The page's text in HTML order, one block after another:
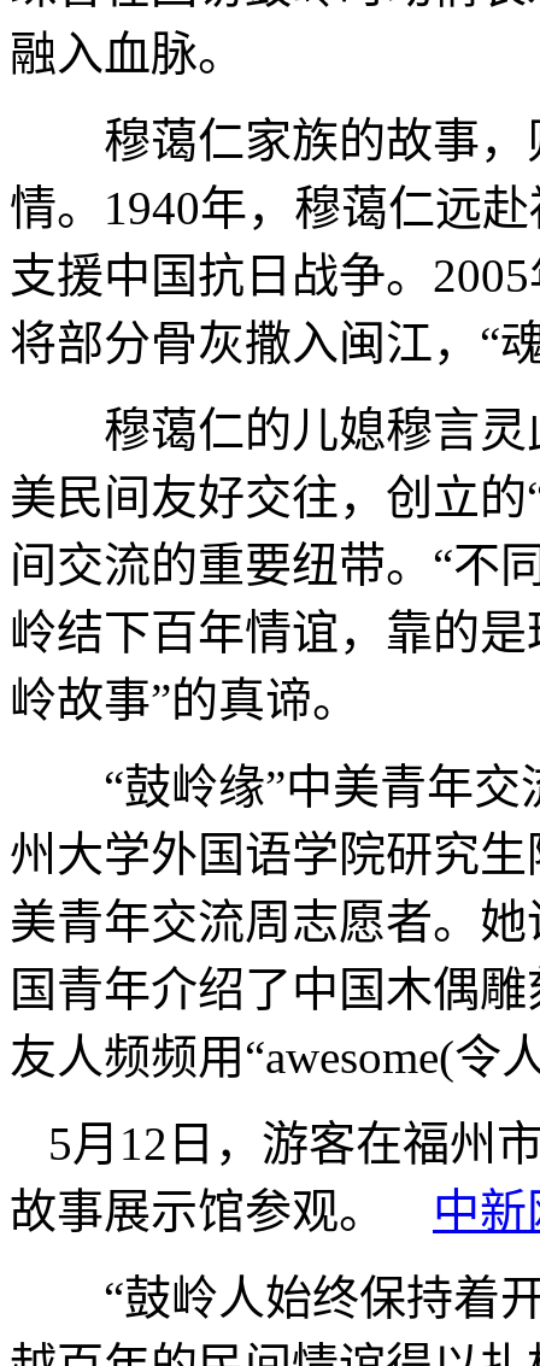
融入血脉。
穆蔼仁家族的故事，
情。1940年，穆蔼仁远
支援中国抗日战争。
将部分骨灰撒入闽江，“
穆蔼仁的儿媳穆言灵
美民间友好交往，创立
间交流的重要纽带。“不
岭结下百年情谊，靠的
岭故事”的真谛。
“鼓岭缘”中美青年交
州大学外国语学院研究
美青年交流周志愿者。
国青年介绍了中国木偶
友人频频用“awesome(令
5月12日，游客在福州
故事展示馆参观。 中新
“鼓岭人始终保持着开